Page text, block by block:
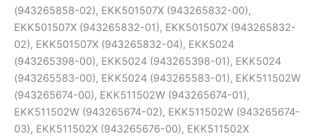
(943265858-02), EKK501507X (943265832-00),
EKK501507X (943265832-01), EKK501507X (943265832-
02), EKK501507X (943265832-04), EKK5024
(943265398-00), EKK5024 (943265398-01), EKK5024
(943265583-00), EKK5024 (943265583-01), EKK511502W
(943265674-00), EKK511502W (943265674-01),
EKK511502W (943265674-02), EKK511502W (943265674-
03), EKK511502X (943265676-00), EKK511502X